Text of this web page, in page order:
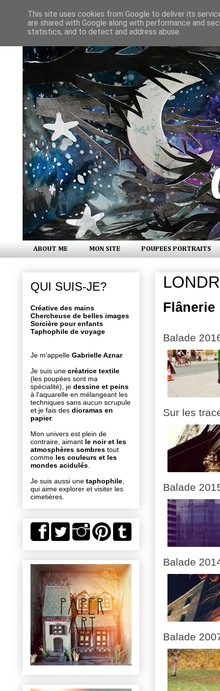
ABOUT ME MON SITE POUPEES PORTRAITS
Flânerie
Balade
Sur les
Balade
Balade
Balade
QUI SUIS-JE?
Créative des mains
Chercheuse de belles images
Sorcière pour enfants
Taphophile de voyage
Je m'appelle Gabrielle Aznar
Je suis une créatrice textile
(les poupées sont ma
spécialité), je dessine et peins
à l'aquarelle en mélangeant les
techniques sans aucun scrupule
et je fais des dioramas en
papier.
Mon univers est plein de
contraire, aimant le noir et les
atmosphères sombres tout
comme les couleurs et les
mondes acidulés
Je suis aussi une taphophile
qui aime explorer et visiter les
cimetières.
This site uses cookies from Google to deliver its
are shared with Google along with performance and
statistics, and to detect and address abuse.